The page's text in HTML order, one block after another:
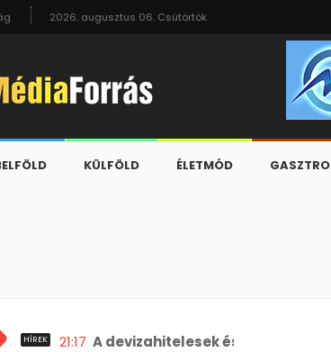
2026. augusztus 06. Csütörtök
KÜLFÖLD ÉLETMÓD GASZTRO
HÍREK 21:17 A devizahitelesek és a C-630/23-